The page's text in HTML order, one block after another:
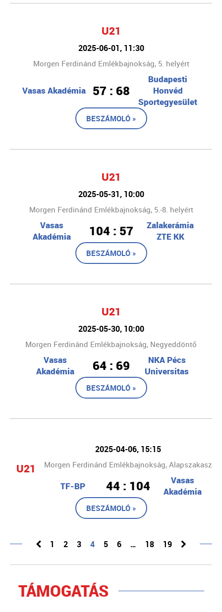
U21
2025-06-01, 11:30
Morgen Ferdinánd Emlékbajnokság, 5. helyért
Vasas Akadémia 57 : 68
Budapesti
Honvéd
Sportegyesület
BESZÁMOLÓ »
U21
2025-05-31, 10:00
Morgen Ferdinánd Emlékbajnokság, 5.-8. helyért
Vasas
Akadémia
104 : 57
Zalakerámia
ZTE KK
BESZÁMOLÓ »
U21
2025-05-30, 10:00
Morgen Ferdinánd Emlékbajnokság, Negyeddöntő
Vasas
Akadémia
64 : 69
NKA Pécs
Universitas
BESZÁMOLÓ »
U21
2025-04-06, 15:15
Morgen Ferdinánd Emlékbajnokság, Alapszakasz
TF-BP 44 : 104
Vasas
Akadémia
BESZÁMOLÓ »
1 2 3 4 5 6 … 18 19
TÁMOGATÁS